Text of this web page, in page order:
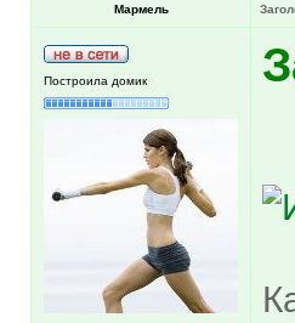
Мармель
Построила домик